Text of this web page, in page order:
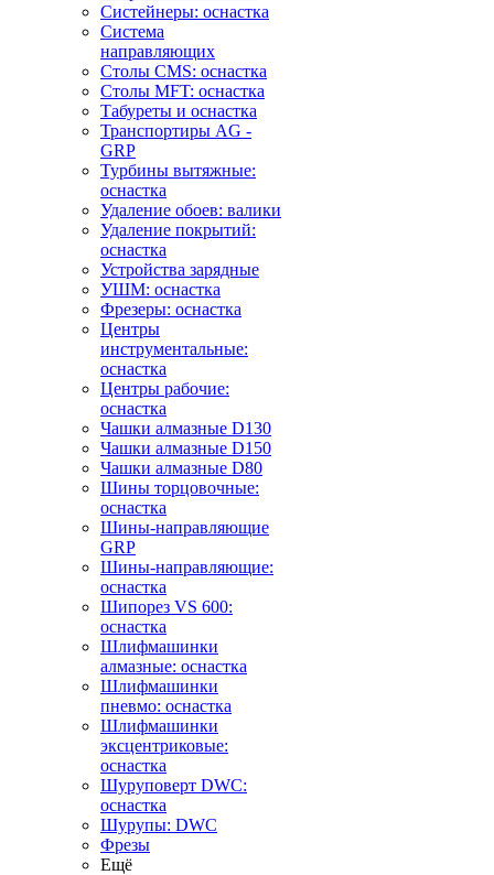
Систейнеры: оснастка
Система
направляющих
Столы CMS: оснастка
Столы MFT: оснастка
Табуреты и оснастка
Транспортиры AG -
GRP
Турбины вытяжные:
оснастка
Удаление обоев: валики
Удаление покрытий:
оснастка
Устройства зарядные
УШМ: оснастка
Фрезеры: оснастка
Центры
инструментальные:
оснастка
Центры рабочие:
оснастка
Чашки алмазные D130
Чашки алмазные D150
Чашки алмазные D80
Шины торцовочные:
оснастка
Шины-направляющие
GRP
Шины-направляющие:
оснастка
Шипорез VS 600:
оснастка
Шлифмашинки
алмазные: оснастка
Шлифмашинки
пневмо: оснастка
Шлифмашинки
эксцентриковые:
оснастка
Шуруповерт DWC:
оснастка
Шурупы: DWC
Фрезы
Ещё